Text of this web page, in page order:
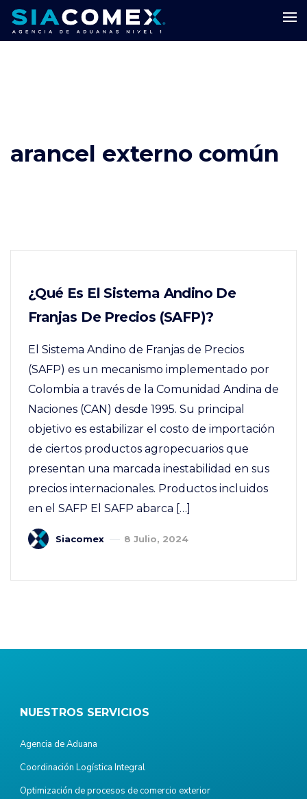
arancel externo común
¿Qué Es El Sistema Andino De
Franjas De Precios (SAFP)?
El Sistema Andino de Franjas de Precios
(SAFP) es un mecanismo implementado por
Colombia a través de la Comunidad Andina de
Naciones (CAN) desde 1995. Su principal
objetivo es estabilizar el costo de importación
de ciertos productos agropecuarios que
presentan una marcada inestabilidad en sus
precios internacionales. Productos incluidos
en el SAFP El SAFP abarca […]
Siacomex 8 Julio, 2024
NUESTROS SERVICIOS
Agencia de Aduana
Coordinación Logística Integral
Optimización de procesos de comercio exterior